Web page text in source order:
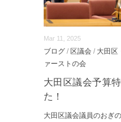
Mar 11, 2025
ブログ / 区議会 / 大田区
ァーストの会
大田区議会予算
た！
大田区議会議員のおぎ